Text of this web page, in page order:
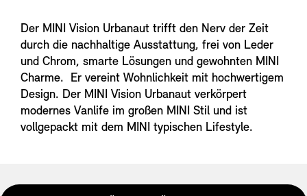
Der MINI Vision Urbanaut trifft den Nerv der Zeit
durch die nachhaltige Ausstattung, frei von Leder
und Chrom, smarte Lösungen und gewohnten MINI
Charme. Er vereint Wohnlichkeit mit hochwertigem
Design. Der MINI Vision Urbanaut verkörpert
modernes Vanlife im großen MINI Stil und ist
vollgepackt mit dem MINI typischen Lifestyle.